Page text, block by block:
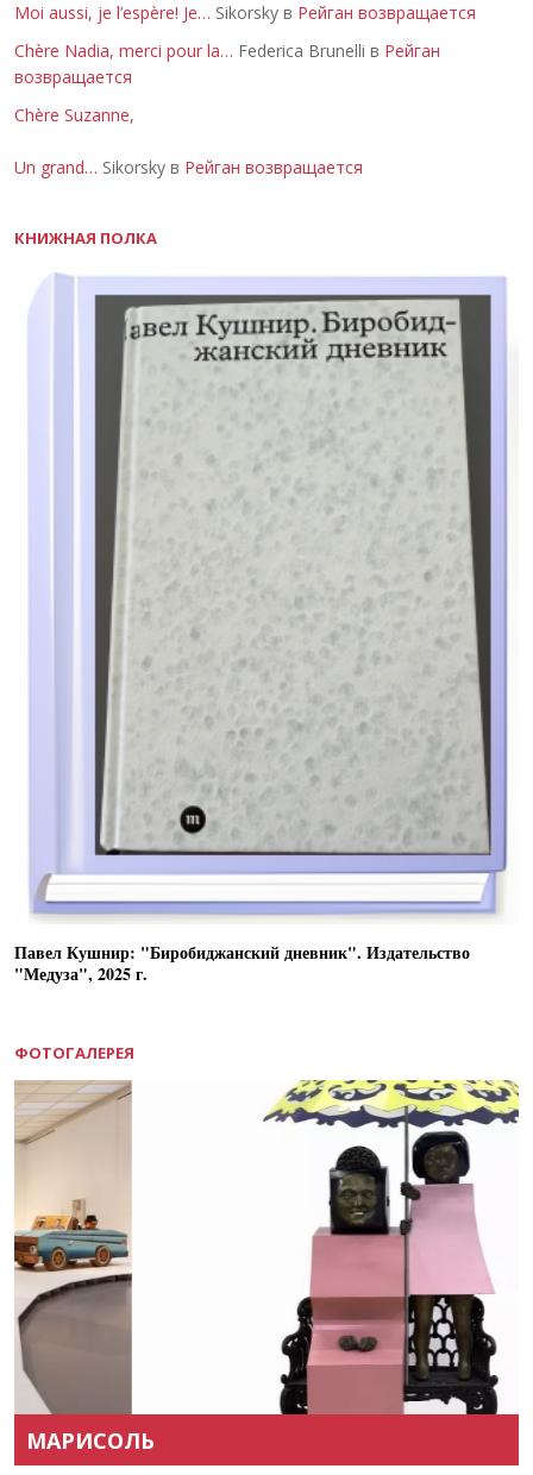
Moi aussi, je l’espère! Je… Sikorsky в Рейган возвращается
Chère Nadia, merci pour la… Federica Brunelli в Рейган
возвращается
Chère Suzanne,
Un grand… Sikorsky в Рейган возвращается
КНИЖНАЯ ПОЛКА
Павел Кушнир: "Биробиджанский дневник". Издательство
"Медуза", 2025 г.
ФОТОГАЛЕРЕЯ
МАРИСОЛЬ